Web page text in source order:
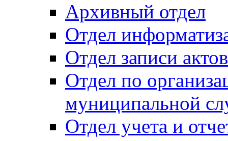
Архивный отдел
Отдел
Отдел записи
Отдел по
муниципальной
Отдел учета и